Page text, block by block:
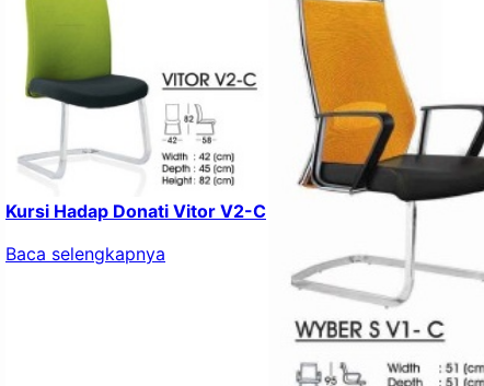
Kursi Hadap Donati Vitor V2-C
Baca selengkapnya